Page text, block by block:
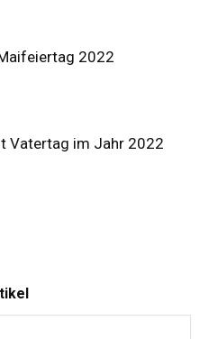
2022
Vatertag im Jahr 2022